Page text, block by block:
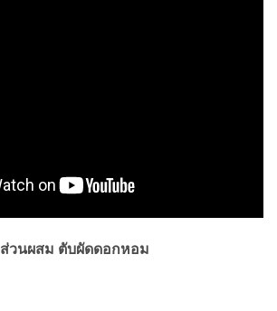
ส่วนผสม ตับผัดดอกหอม